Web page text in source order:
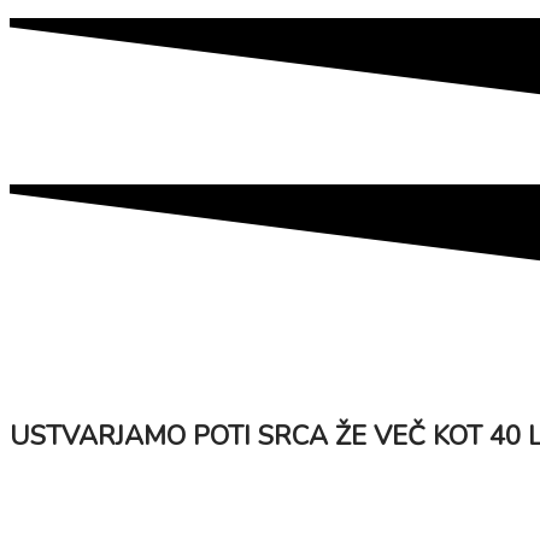
USTVARJAMO POTI SRCA ŽE VEČ KOT 40